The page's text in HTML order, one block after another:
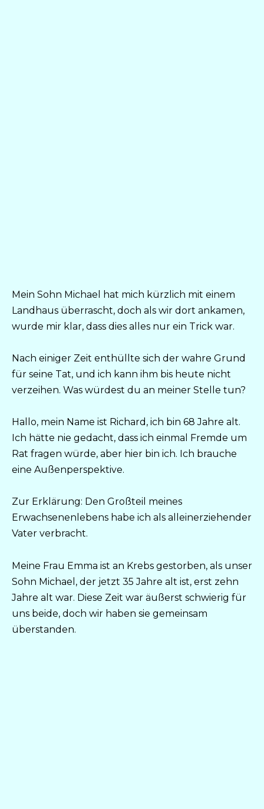
Mein Sohn Michael hat mich kürzlich mit einem
Landhaus überrascht, doch als wir dort ankamen,
wurde mir klar, dass dies alles nur ein Trick war.
Nach einiger Zeit enthüllte sich der wahre Grund
für seine Tat, und ich kann ihm bis heute nicht
verzeihen. Was würdest du an meiner Stelle tun?
Hallo, mein Name ist Richard, ich bin 68 Jahre alt.
Ich hätte nie gedacht, dass ich einmal Fremde um
Rat fragen würde, aber hier bin ich. Ich brauche
eine Außenperspektive.
Zur Erklärung: Den Großteil meines
Erwachsenenlebens habe ich als alleinerziehender
Vater verbracht.
Meine Frau Emma ist an Krebs gestorben, als unser
Sohn Michael, der jetzt 35 Jahre alt ist, erst zehn
Jahre alt war. Diese Zeit war äußerst schwierig für
uns beide, doch wir haben sie gemeinsam
überstanden.